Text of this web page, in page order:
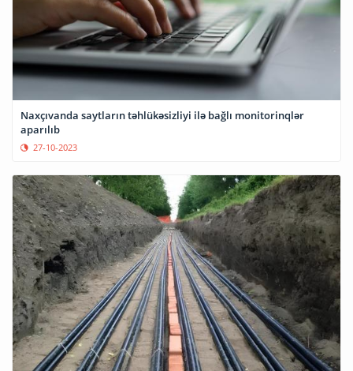
Naxçıvanda saytların təhlükəsizliyi ilə bağlı monitorinqlər
aparılıb
27-10-2023